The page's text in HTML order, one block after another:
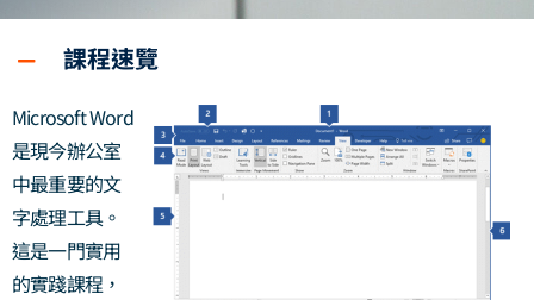
課程速覽
Microsoft Word
是現今辦公室
中最重要的文
字處理工具。
這是一門實用
的實踐課程，